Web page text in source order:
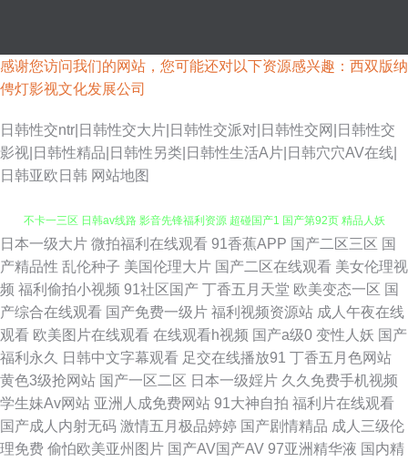
感谢您访问我们的网站，您可能还对以下资源感兴趣：西双版纳
俜灯影视文化发展公司
日韩性交ntr|日韩性交大片|日韩性交派对|日韩性交网|日韩性交
影视|日韩性精品|日韩性另类|日韩性生活A片|日韩穴穴AV在线|
日韩亚欧日韩 网站地图
亚洲天堂精品在线 中文字幕熟女青草 久草午夜免费精品 欧美成人社区 日本
不卡一三区 日韩av线路 影音先锋福利资源 超碰国产1 国产第92页 精品人妖
av 欧美成人三级 www老司机av 欧美色老精品 亚州综合幕 做爱片导航 91做
爱官方网站 国产精品九九的 久草热操碰资源 偷拍AV搬运I工 福利姬rr 激情超
碰 老湿Ⅹ看 人妻诱惑影院 亚洲社区五月天 91大神啪视频 国产综合色网 激情
日本一级大片 微拍福利在线观看 91香蕉APP 国产二区三区 国
产精品性 乱伦种子 美国伦理大片 国产二区在线观看 美女伦理视
频 福利偷拍小视频 91社区国产 丁香五月天堂 欧美变态一区 国
产综合在线观看 国产免费一级片 福利视频资源站 成人午夜在线
观看 欧美图片在线观看 在线观看h视频 国产a级0 变性人妖 国产
福利永久
日韩中文字幕观看 足交在线播放91 丁香五月色网站
黄色3级抢网站 国产一区二区 日本一级婬片 久久免费手机视频
学生妹Av网站 亚洲人成免费网站 91大神自拍 福利片在线观看
国产成人内射无码 激情五月极品婷婷 国产剧情精品 成人三级伦
理免费 偷怕欧美亚州图片 国产AV国产AV 97亚洲精华液 国内精